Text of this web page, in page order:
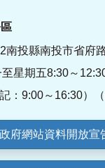
南投縣南投市省府
星期五8:30～
記：9:00～16:30）
政府網站資料開放宣